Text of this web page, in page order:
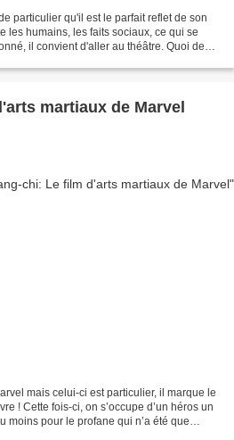
particulier qu'il est le parfait reflet de son
les humains, les faits sociaux, ce qui se
il convient d'aller au théâtre. Quoi de
martiaux de Marvel
mais celui-ci est particulier, il marque le
! Cette fois-ci, on s’occupe d’un héros un
moins pour le profane qui n’a été que